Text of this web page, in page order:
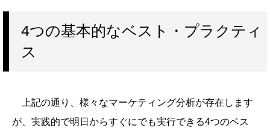
4つの基本的なベスト・プラクティ
ス
上記の通り、様々なマーケティング分析が存在します
が、実践的で明日からすぐにでも実行できる4つのベス